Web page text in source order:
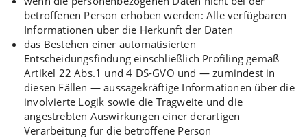
betroffenen Person erhoben werden: Alle verfügbaren
Informationen über die Herkunft der Daten
das Bestehen einer automatisierten
Entscheidungsfindung einschließlich Profiling gemäß
Artikel 22 Abs.1 und 4 DS-GVO und — zumindest in
diesen Fällen — aussagekräftige Informationen über die
involvierte Logik sowie die Tragweite und die
angestrebten Auswirkungen einer derartigen
Verarbeitung für die betroffene Person